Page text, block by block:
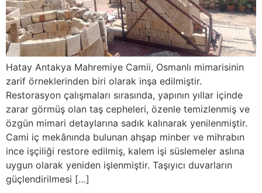
Hatay Antakya Mahremiye Camii, Osmanlı mimarisinin
zarif örneklerinden biri olarak inşa edilmiştir.
Restorasyon çalışmaları sırasında, yapının yıllar içinde
zarar görmüş olan taş cepheleri, özenle temizlenmiş ve
özgün mimari detaylarına sadık kalınarak yenilenmiştir.
Cami iç mekânında bulunan ahşap minber ve mihrabın
ince işçiliği restore edilmiş, kalem işi süslemeler aslına
uygun olarak yeniden işlenmiştir. Taşıyıcı duvarların
güçlendirilmesi […]